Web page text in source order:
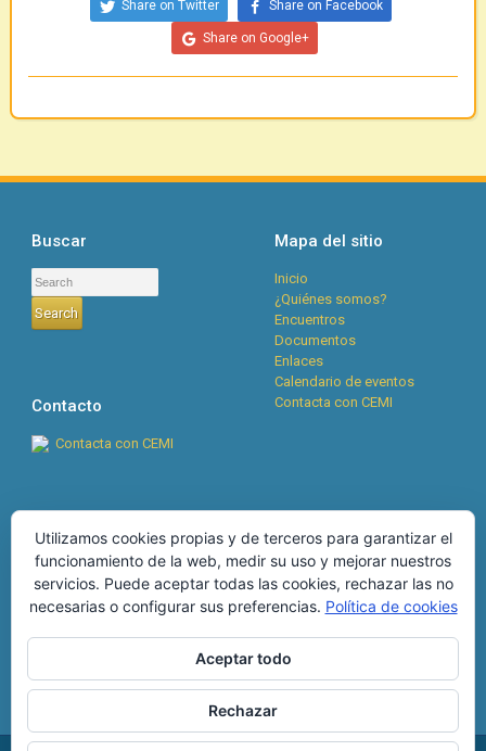
Share on Twitter Share on Facebook
Share on Google+
Buscar
Contacto
Contacta con CEMI
Mapa del sitio
Inicio
¿Quiénes somos?
Encuentros
Documentos
Enlaces
Calendario de eventos
Contacta con CEMI
Cookies
POLÍTICA DE COOKIES
MÁS INFORMACIÓN SOBRE
RSS
Boletín CEMI n°134, abril
2026 28 de abril de 2026
Boletín CEMI nº133,
diciembre de 2025
Utilizamos cookies propias y de terceros para garantizar el
funcionamiento de la web, medir su uso y mejorar nuestros
servicios. Puede aceptar todas las cookies, rechazar las no
necesarias o configurar sus preferencias. Política de cookies
Aceptar todo
Rechazar